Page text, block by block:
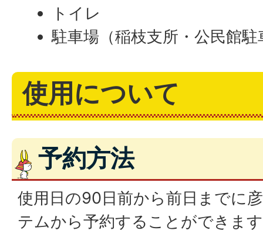
トイレ
駐車場（稲枝支所・公民館
使用について
予約方法
使用日の90日前から前日までに
テムから予約することができま